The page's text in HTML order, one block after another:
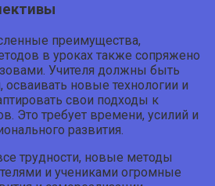
преимущества,
в уроках также сопряжено
Учителя должны быть
новые технологии и
свои подходы к
Это требует времени, усилий и
развития.
трудности, новые методы
и учениками огромные